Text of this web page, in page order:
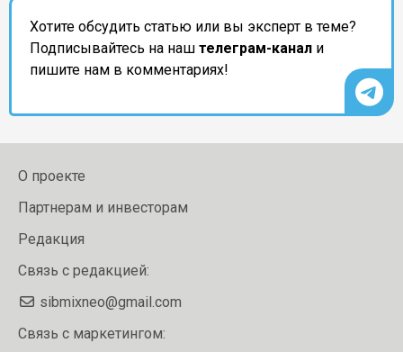
Хотите обсудить статью или вы эксперт в теме?
Подписывайтесь на наш телеграм-канал и
пишите нам в комментариях!
О проекте
Партнерам и инвесторам
Редакция
Связь с редакцией:
sibmixneo@gmail.com
Связь с маркетингом: